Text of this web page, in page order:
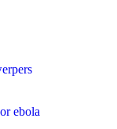
ebola